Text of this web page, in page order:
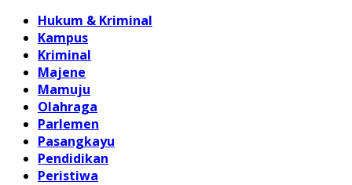
Hukum & Kriminal
Kampus
Kriminal
Majene
Mamuju
Olahraga
Parlemen
Pasangkayu
Pendidikan
Peristiwa